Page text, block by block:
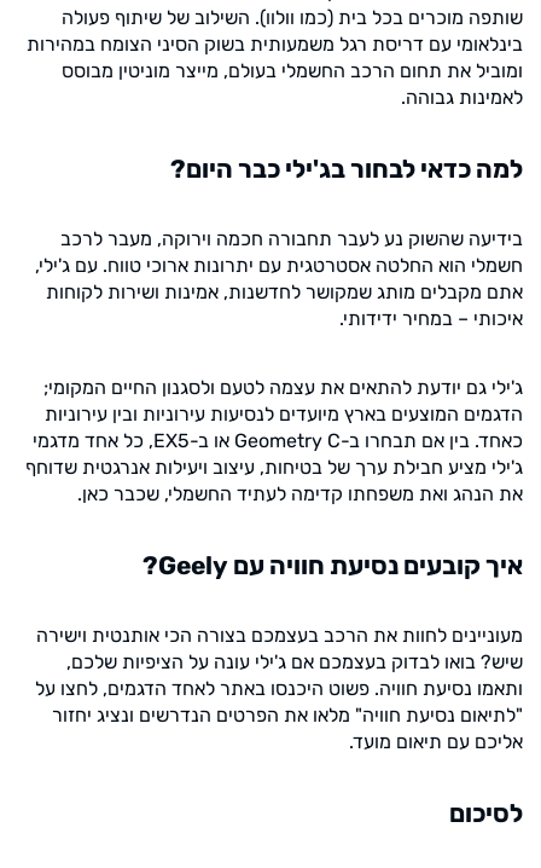
שותפה מוכרים בכל בית (כמו וולוו). השילוב של שיתוף פעולה
בינלאומי עם דריסת רגל משמעותית בשוק הסיני הצומח במהירות
ומוביל את תחום הרכב החשמלי בעולם, מייצר מוניטין מבוסס
לאמינות גבוהה.
למה כדאי לבחור בג'ילי כבר היום?
בידיעה שהשוק נע לעבר תחבורה חכמה וירוקה, מעבר לרכב
חשמלי הוא החלטה אסטרטגית עם יתרונות ארוכי טווח. עם ג'ילי,
אתם מקבלים מותג שמקושר לחדשנות, אמינות ושירות לקוחות
איכותי – במחיר ידידותי.
ג'ילי גם יודעת להתאים את עצמה לטעם ולסגנון החיים המקומי;
הדגמים המוצעים בארץ מיועדים לנסיעות עירוניות ובין עירוניות
כאחד. בין אם תבחרו ב-Geometry C או ב-EX5, כל אחד מדגמי
ג'ילי מציע חבילת ערך של בטיחות, עיצוב ויעילות אנרגטית שדוחף
את הנהג ואת משפחתו קדימה לעתיד החשמלי, שכבר כאן.
איך קובעים נסיעת חוויה עם Geely?
מעוניינים לחוות את הרכב בעצמכם בצורה הכי אותנטית וישירה
שיש? בואו לבדוק בעצמכם אם ג'ילי עונה על הציפיות שלכם,
ותאמו נסיעת חוויה. פשוט היכנסו באתר לאחד הדגמים, לחצו על
"לתיאום נסיעת חוויה" מלאו את הפרטים הנדרשים ונציג יחזור
אליכם עם תיאום מועד.
לסיכום